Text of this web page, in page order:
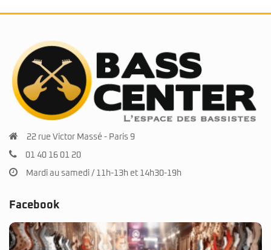
22 rue Victor Massé - Paris 9
01 40 16 01 20
Mardi au samedi / 11h-13h et 14h30-19h
Facebook